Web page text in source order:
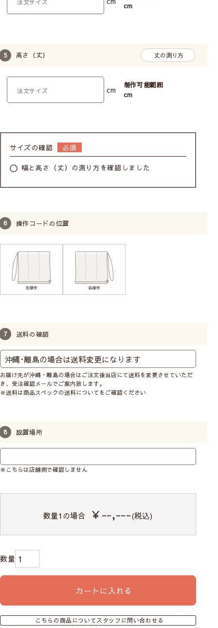
cm
高さ（丈） 丈の測り方
cm
制作可能範囲
cm
サイズの確認
幅と高さ（丈）の測り方を確認しました
操作コードの位置
送料の確認
お届け先が沖縄・離島の場合はご注文後当店にて送料を変更させていただ
き、受注確認メールでご案内致します。
※送料は商品スペックの送料についてをご確認ください
設置場所
※こちらは店舗側で確認しません
数量1の場合 ￥--,---(税込)
カートに入れる
こちらの商品についてスタッフに問い合わせる